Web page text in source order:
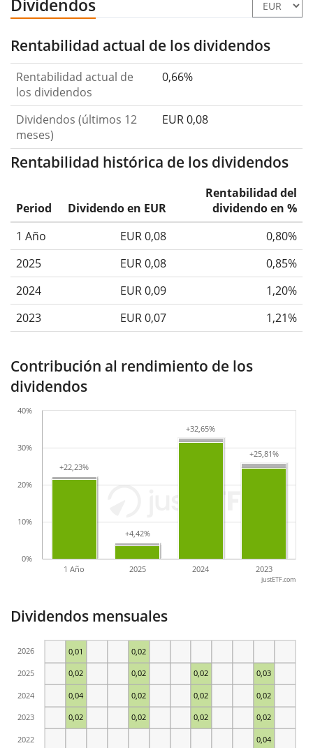
Dividendos
Rentabilidad actual de los dividendos
Rentabilidad actual de
los dividendos
0,66%
Dividendos (últimos 12
meses)
EUR 0,08
Rentabilidad histórica de los dividendos
Period Dividendo en EUR
Rentabilidad del
dividendo en %
1 Año
EUR 0,08
0,80%
2025
EUR 0,08
0,85%
2024
EUR 0,09
1,20%
2023
EUR 0,07 1,21%
Contribución al rendimiento de los
dividendos
+22,23%
+22,23%
+4,42%
+4,42%
+32,65%
+32,65%
+25,81%
+25,81%
1 Año 2025 2024 2023
0%
10%
20%
30%
40%
justETF.com
Dividendos mensuales
0,04
0,02 0,02 0,02 0,02
0,04 0,02 0,02 0,02
0,02 0,02 0,02 0,03
0,01 0,02
2022
2023
2024
2025
2026